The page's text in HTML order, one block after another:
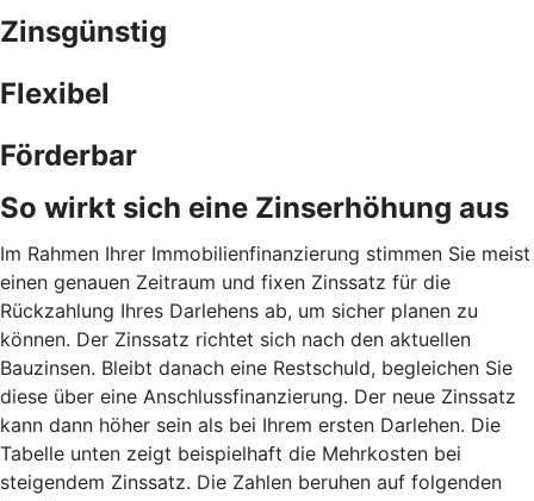
Zinsgünstig
Flexibel
Förderbar
So wirkt sich eine Zinserhöhung aus
Im Rahmen Ihrer Immobilienfinanzierung stimmen Sie meist
einen genauen Zeitraum und fixen Zinssatz für die
Rückzahlung Ihres Darlehens ab, um sicher planen zu
können. Der Zinssatz richtet sich nach den aktuellen
Bauzinsen. Bleibt danach eine Restschuld, begleichen Sie
diese über eine Anschlussfinanzierung. Der neue Zinssatz
kann dann höher sein als bei Ihrem ersten Darlehen. Die
Tabelle unten zeigt beispielhaft die Mehrkosten bei
steigendem Zinssatz. Die Zahlen beruhen auf folgenden